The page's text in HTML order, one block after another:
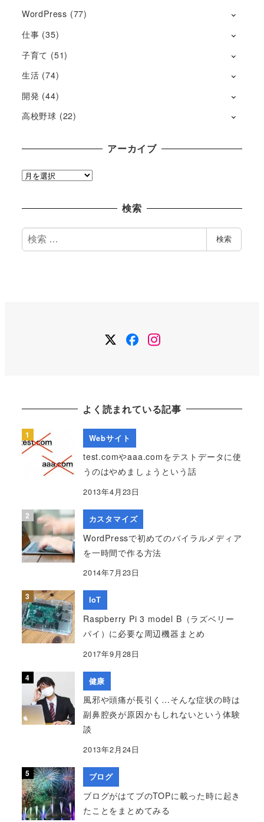
WordPress (77)
仕事 (35)
子育て (51)
生活 (74)
開発 (44)
高校野球 (22)
アーカイブ
ア
ブ
検索
検
索
検索
Twitter
Facebook
Instagram
よく読まれている記事
Webサイト
test.comやaaa.comをテストデータに使
うのはやめましょうという話
2013年4月23日
カスタマイズ
WordPressで初めてのバイラルメディア
を一時間で作る方法
2014年7月23日
IoT
Raspberry Pi 3 model B（ラズベリー
パイ）に必要な周辺機器まとめ
2017年9月28日
健康
風邪や頭痛が長引く…そんな症状の時は
副鼻腔炎が原因かもしれないという体験
談
2013年2月24日
ブログ
ブログがはてブのTOPに載った時に起き
たことをまとめてみる